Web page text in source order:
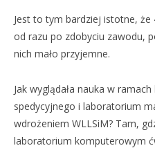
Jest to tym bardziej istotne, że
od razu po zdobyciu zawodu,
nich mało przyjemne.
Jak wyglądała nauka w
spedycyjnego i laboratorium
wdrożeniem WLLSiM? Tam,
laboratorium komputerowym